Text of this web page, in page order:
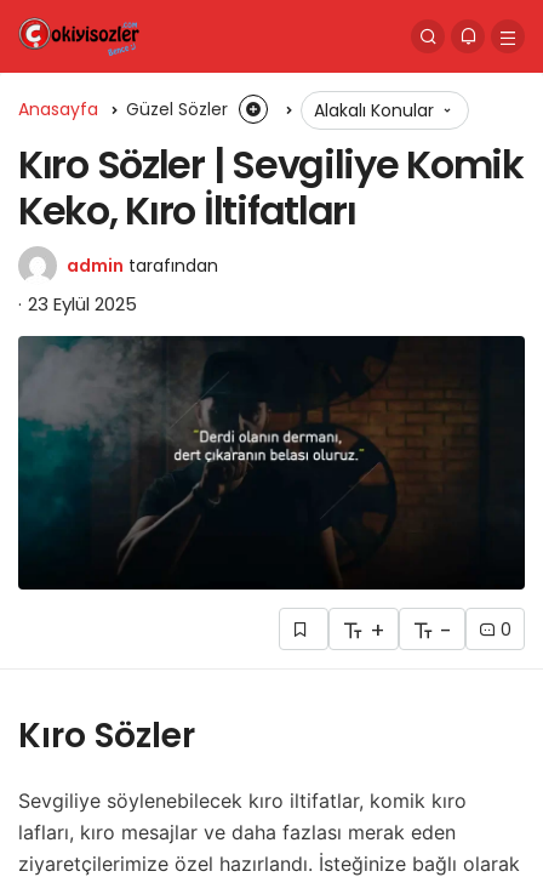
Anasayfa Güzel Sözler Alakalı Konular
Kıro Sözler | Sevgiliye Komik
Keko, Kıro İltifatları
admin tarafından
23 Eylül 2025
+ - 0
Kıro Sözler
Sevgiliye söylenebilecek kıro iltifatlar, komik kıro
lafları, kıro mesajlar ve daha fazlası merak eden
ziyaretçilerimize özel hazırlandı. İsteğinize bağlı olarak